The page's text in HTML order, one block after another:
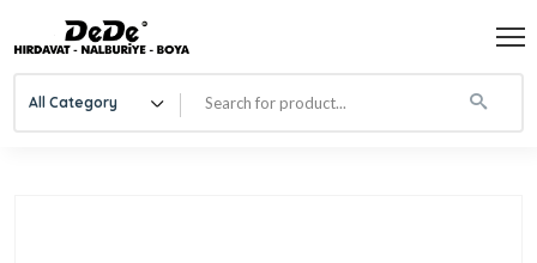
All Category